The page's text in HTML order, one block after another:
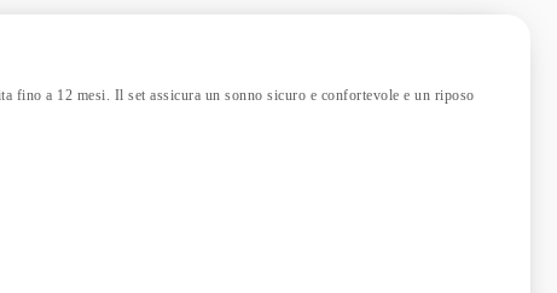
fino a 12 mesi. Il set assicura un sonno sicuro e confortevole e un riposo